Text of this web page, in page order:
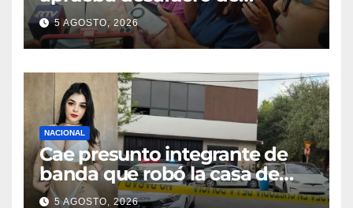
alcaldes de Ixhuatlán del
Sureste y Úrsulo Galván
5 AGOSTO, 2026
NACIONAL
Cae presunto integrante de
banda que robó la casa de
Karely Ruiz
5 AGOSTO, 2026